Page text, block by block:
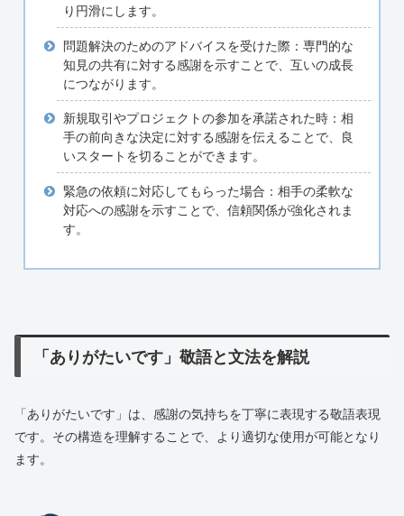
り円滑にします。
問題解決のためのアドバイスを受けた際：専門的な
知見の共有に対する感謝を示すことで、互いの成長
につながります。
新規取引やプロジェクトの参加を承諾された時：相
手の前向きな決定に対する感謝を伝えることで、良
いスタートを切ることができます。
緊急の依頼に対応してもらった場合：相手の柔軟な
対応への感謝を示すことで、信頼関係が強化されま
す。
「ありがたいです」敬語と文法を解説
「ありがたいです」は、感謝の気持ちを丁寧に表現する敬語表現
です。その構造を理解することで、より適切な使用が可能となり
ます。